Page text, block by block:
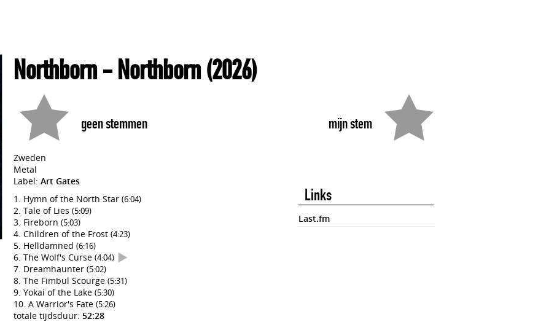
Northborn- Northborn(2026)
mijn stem
geen stemmen
Zweden
Metal
Label: Art Gates
Hymn of the North Star (6:04)
Tale of Lies (5:09)
Fireborn (5:03)
Children of the Frost (4:23)
Helldamned (6:16)
The Wolf's Curse (4:04)
Dreamhaunter (5:02)
The Fimbul Scourge (5:31)
Yokai of the Lake (5:30)
A Warrior's Fate (5:26)
totale tijdsduur: 52:28
Links
Last.fm